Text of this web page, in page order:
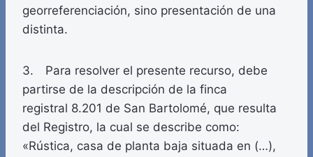
georreferenciación, sino presentación de una
distinta.
3. Para resolver el presente recurso, debe
partirse de la descripción de la finca
registral 8.201 de San Bartolomé, que resulta
del Registro, la cual se describe como:
«Rústica, casa de planta baja situada en (…),